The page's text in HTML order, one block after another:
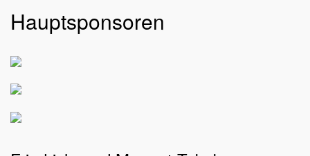
Hauptsponsoren